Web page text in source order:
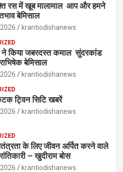
रस में खूब मालामाल आप और हमने
बेमिसाल
krantiodishanews
किया जबरदस्त कमाल सुंदरकांड
बेमिसाल
krantiodishanews
ट्विन सिटि खबरें
krantiodishanews
के लिए जीवन अर्पित करने वाले
– खुदीराम बोस
krantiodishanews